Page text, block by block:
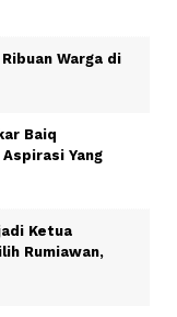
Warga di
Baiq
Yang
Ketua
Rumiawan,